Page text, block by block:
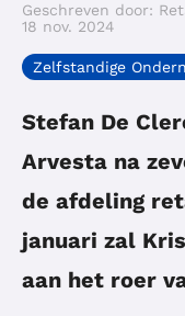
Geschreven door:
18 nov. 2024
Zelfstandige
Stefan De
Arvesta na
de afdeling
januari zal
aan het roer